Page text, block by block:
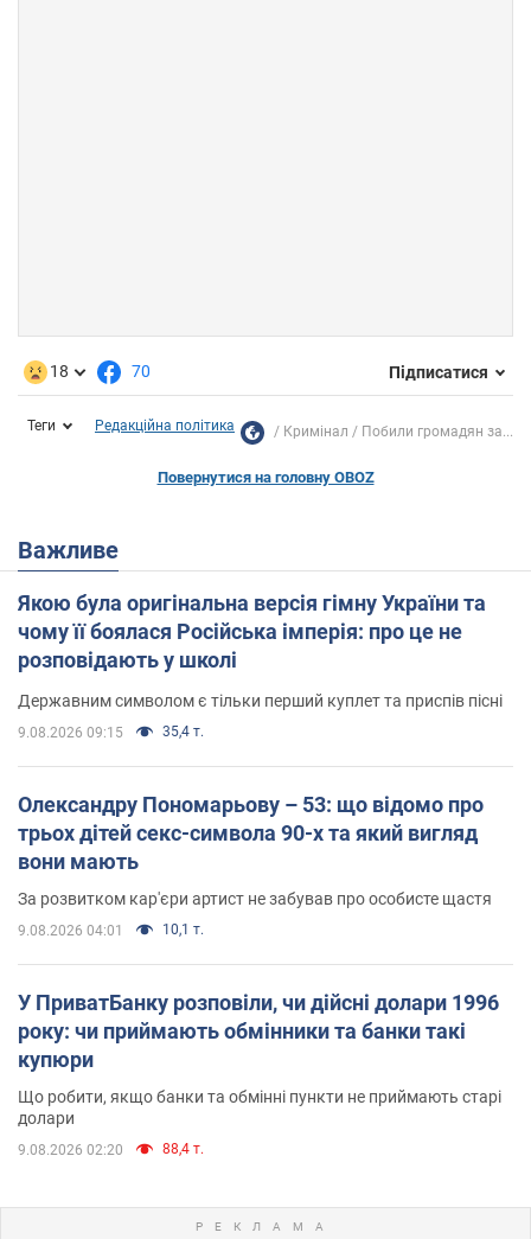
18 70 Підписатися
Теги Редакційна політика Кримінал Побили громадян за...
Повернутися на головну OBOZ
Важливе
Якою була оригінальна версія гімну України та
чому її боялася Російська імперія: про це не
розповідають у школі
Державним символом є тільки перший куплет та приспів пісні
9.08.2026 09:15 35,4 т.
Олександру Пономарьову – 53: що відомо про
трьох дітей секс-символа 90-х та який вигляд
вони мають
За розвитком кар'єри артист не забував про особисте щастя
9.08.2026 04:01 10,1 т.
У ПриватБанку розповіли, чи дійсні долари 1996
року: чи приймають обмінники та банки такі
купюри
Що робити, якщо банки та обмінні пункти не приймають старі
долари
9.08.2026 02:20 88,4 т.